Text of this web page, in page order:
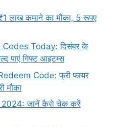
लाख कमाने का मौका, 5 रूपए
Today: दिसंबर के
पाएं गिफ्ट आइटम्स
Code: फ्री फायर
मौका
2024: जानें कैसे चेक करें